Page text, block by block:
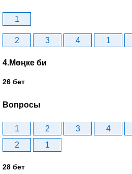
1
2 3 4 1
4.Мөңке би
26 бет
Вопросы
1 2 3 4
2
1
28 бет